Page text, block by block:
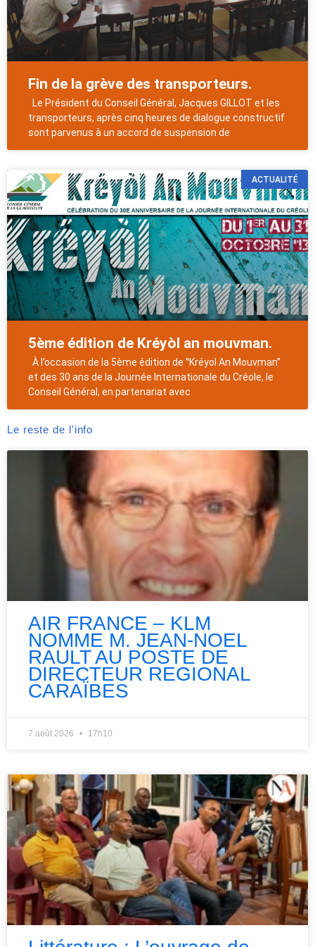
Fin de la grève des transporteurs.
Le Président du Conseil Général, Jacques GILLOT et les
transporteurs, après cinq heures de dialogue constructif
sont parvenus à un accord de suspension de
ACTUALITÉ
5ème édition de Kréyòl an mouvman.
À l’occasion de la 5ème édition de ‟Kréyol An Mouvman”
et des 30 ans de la Journée Internationale du Créole, le
Conseil Général, en partenariat avec
Le reste de l'info
AIR FRANCE – KLM
NOMME M. JEAN-NOEL
RAULT AU POSTE DE
DIRECTEUR REGIONAL
CARAÏBES
7 août 2026 17h10